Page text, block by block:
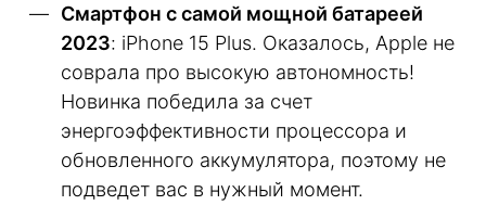
Смартфон с самой мощной батареей
2023: iPhone 15 Plus. Оказалось, Apple не
соврала про высокую автономность!
Новинка победила за счет
энергоэффективности процессора и
обновленного аккумулятора, поэтому не
подведет вас в нужный момент.